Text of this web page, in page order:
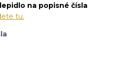
na popisné čísla
tu.